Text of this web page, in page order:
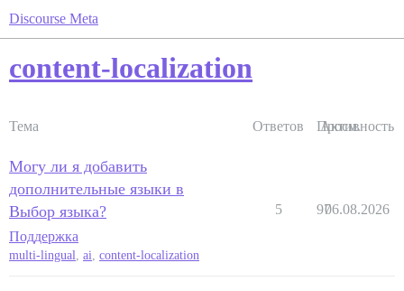
Discourse Meta
content-localization
Тема Ответов Просм.
Активность
Могу ли я добавить
дополнительные языки в
Выбор языка?
Поддержка
multi-lingual, ai, content-localization
5 9706.08.2026